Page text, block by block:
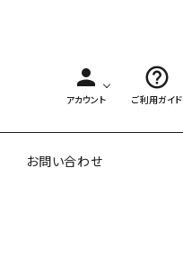
person
アカウント
help_outline
ご利用ガイド
お問い合わせ